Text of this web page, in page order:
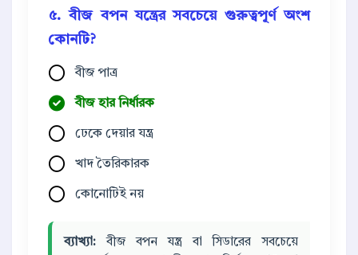
৫. বীজ বপন যন্ত্রের সবচেয়ে গুরুত্বপূর্ণ অংশ
কোনটি?
বীজ পাত্র
বীজ হার নির্ধারক
ঢেকে দেয়ার যন্ত্র
খাদ তৈরিকারক
কোনোটিই নয়
ব্যাখ্যা: বীজ বপন যন্ত্র বা সিডারের সবচেয়ে